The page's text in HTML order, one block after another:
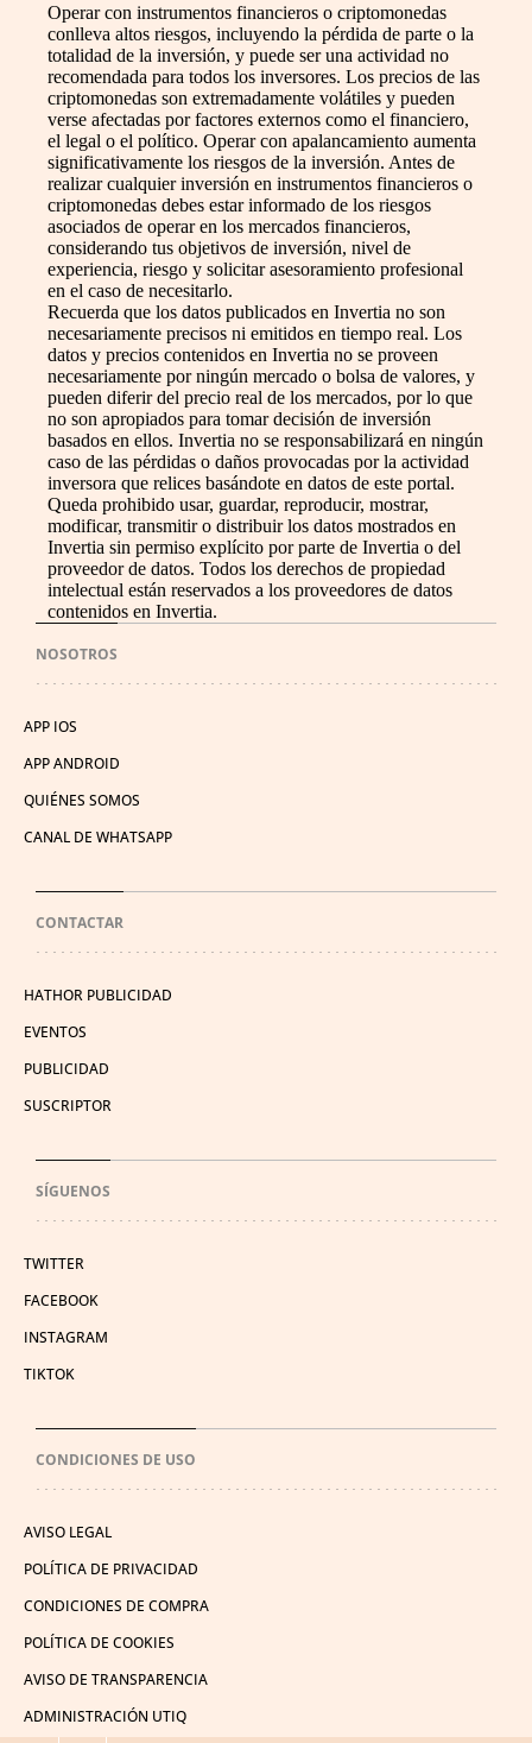
Operar con instrumentos financieros o criptomonedas
conlleva altos riesgos, incluyendo la pérdida de parte o la
totalidad de la inversión, y puede ser una actividad no
recomendada para todos los inversores. Los precios de las
criptomonedas son extremadamente volátiles y pueden
verse afectadas por factores externos como el financiero,
el legal o el político. Operar con apalancamiento aumenta
significativamente los riesgos de la inversión. Antes de
realizar cualquier inversión en instrumentos financieros o
criptomonedas debes estar informado de los riesgos
asociados de operar en los mercados financieros,
considerando tus objetivos de inversión, nivel de
experiencia, riesgo y solicitar asesoramiento profesional
en el caso de necesitarlo.
Recuerda que los datos publicados en Invertia no son
necesariamente precisos ni emitidos en tiempo real. Los
datos y precios contenidos en Invertia no se proveen
necesariamente por ningún mercado o bolsa de valores, y
pueden diferir del precio real de los mercados, por lo que
no son apropiados para tomar decisión de inversión
basados en ellos. Invertia no se responsabilizará en ningún
caso de las pérdidas o daños provocadas por la actividad
inversora que relices basándote en datos de este portal.
Queda prohibido usar, guardar, reproducir, mostrar,
modificar, transmitir o distribuir los datos mostrados en
Invertia sin permiso explícito por parte de Invertia o del
proveedor de datos. Todos los derechos de propiedad
intelectual están reservados a los proveedores de datos
contenidos en Invertia.
NOSOTROS
APP IOS
APP ANDROID
QUIÉNES SOMOS
CANAL DE WHATSAPP
CONTACTAR
HATHOR PUBLICIDAD
EVENTOS
PUBLICIDAD
SUSCRIPTOR
SÍGUENOS
TWITTER
FACEBOOK
INSTAGRAM
TIKTOK
CONDICIONES DE USO
AVISO LEGAL
POLÍTICA DE PRIVACIDAD
CONDICIONES DE COMPRA
POLÍTICA DE COOKIES
AVISO DE TRANSPARENCIA
ADMINISTRACIÓN UTIQ